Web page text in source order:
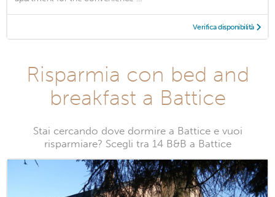
Verifica disponibilità
Risparmia con bed and
breakfast a Battice
Stai cercando dove dormire a Battice e vuoi
risparmiare? Scegli tra 14 B&B a Battice